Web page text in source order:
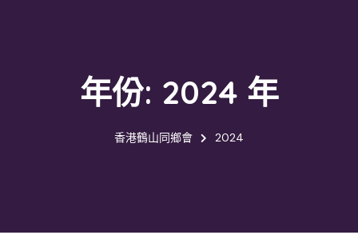
年份: 2024 年
香港鶴山同鄉會 2024